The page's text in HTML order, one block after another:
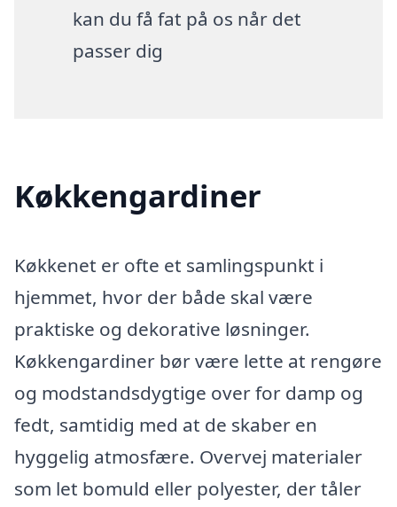
kan du få fat på os når det
passer dig
Køkkengardiner
Køkkenet er ofte et samlingspunkt i
hjemmet, hvor der både skal være
praktiske og dekorative løsninger.
Køkkengardiner bør være lette at rengøre
og modstandsdygtige over for damp og
fedt, samtidig med at de skaber en
hyggelig atmosfære. Overvej materialer
som let bomuld eller polyester, der tåler